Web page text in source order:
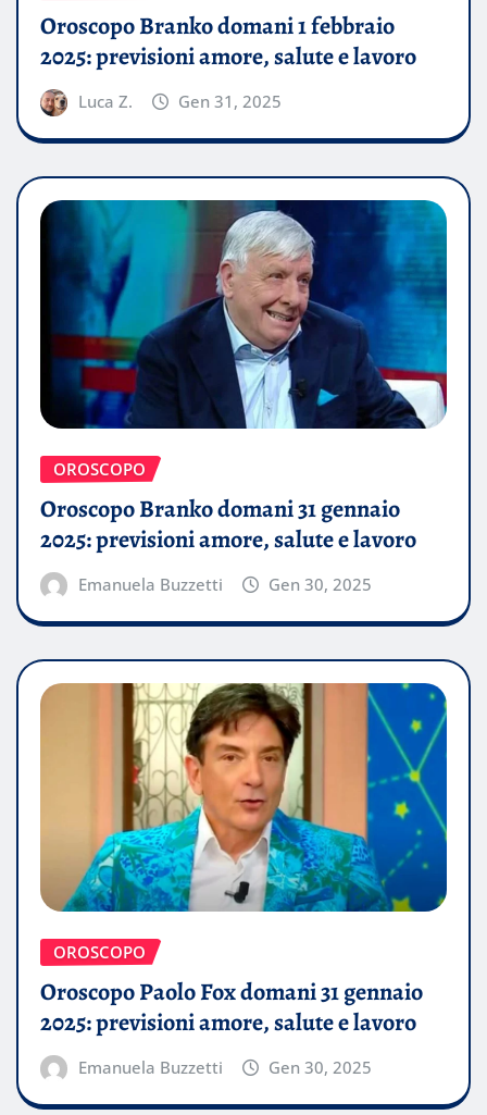
Oroscopo Branko domani 1 febbraio
2025: previsioni amore, salute e lavoro
Luca Z. Gen 31, 2025
OROSCOPO
Oroscopo Branko domani 31 gennaio
2025: previsioni amore, salute e lavoro
Emanuela Buzzetti Gen 30, 2025
OROSCOPO
Oroscopo Paolo Fox domani 31 gennaio
2025: previsioni amore, salute e lavoro
Emanuela Buzzetti Gen 30, 2025